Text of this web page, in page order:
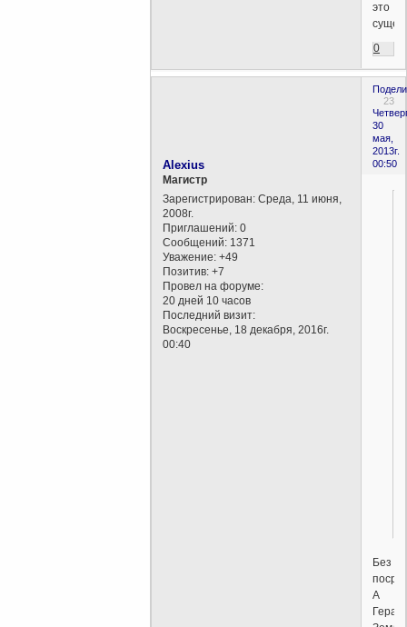
это
0
23
30
мая,
2013г.
00:50
Alexius
Магистр
Зарегистрирован: Среда, 11 июня,
2008г.
Приглашений: 0
Сообщений: 1371
Уважение: +49
Позитив: +7
Провел на форуме:
20 дней 10 часов
Последний визит:
Воскресенье, 18 декабря, 2016г.
00:40
Без
А
Гера